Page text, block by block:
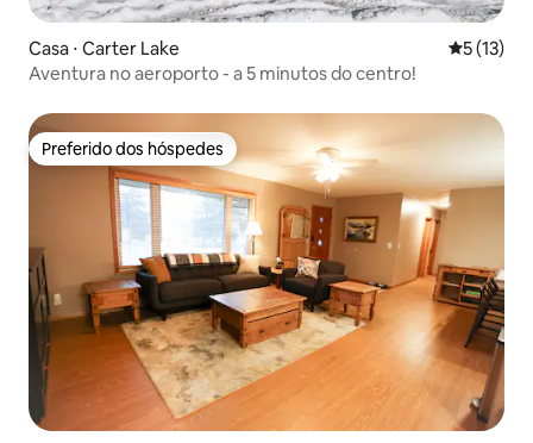
Casa ⋅ Carter Lake 5 de uma
5 (13)
Aventura no aeroporto - a 5 minutos do centro!
Preferido dos hóspedes
Preferido dos hóspedes